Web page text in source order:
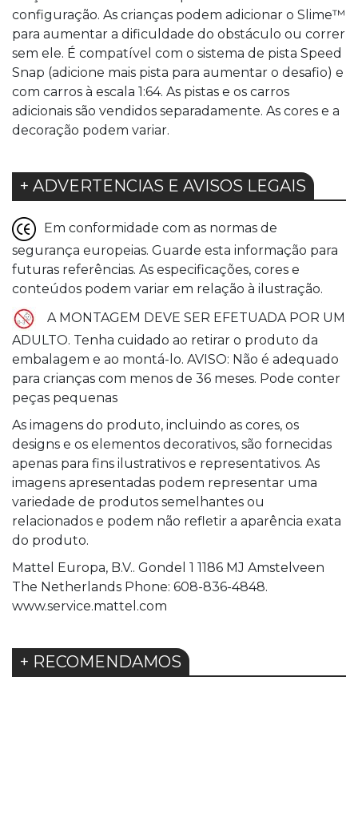
configuração. As crianças podem adicionar o Slime™
para aumentar a dificuldade do obstáculo ou correr
sem ele. É compatível com o sistema de pista Speed
Snap (adicione mais pista para aumentar o desafio) e
com carros à escala 1:64. As pistas e os carros
adicionais são vendidos separadamente. As cores e a
decoração podem variar.
+ ADVERTENCIAS E AVISOS LEGAIS
Em conformidade com as normas de
segurança europeias. Guarde esta informação para
futuras referências. As especificações, cores e
conteúdos podem variar em relação à ilustração.
A MONTAGEM DEVE SER EFETUADA POR UM
ADULTO. Tenha cuidado ao retirar o produto da
embalagem e ao montá-lo. AVISO: Não é adequado
para crianças com menos de 36 meses. Pode conter
peças pequenas
As imagens do produto, incluindo as cores, os
designs e os elementos decorativos, são fornecidas
apenas para fins ilustrativos e representativos. As
imagens apresentadas podem representar uma
variedade de produtos semelhantes ou
relacionados e podem não refletir a aparência exata
do produto.
Mattel Europa, B.V.. Gondel 1 1186 MJ Amstelveen
The Netherlands Phone: 608-836-4848.
www.service.mattel.com
+ RECOMENDAMOS